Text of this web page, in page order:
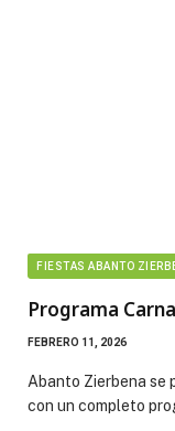
FIESTAS ABANTO
Programa
FEBRERO 11, 2026
Abanto Zierbena se
con un completo